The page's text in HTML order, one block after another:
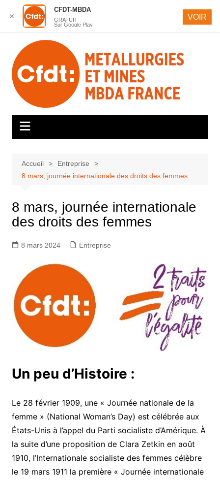
contenu
Accueil
Entreprise
8 mars, journée internationale des droits des femmes
8 mars, journée internationale
des droits des femmes
8 mars 2024 Entreprise
Un peu d’Histoire :
Le 28 février 1909, une « Journée nationale de la
femme » (National Woman’s Day) est célébrée aux
États-Unis à l’appel du Parti socialiste d’Amérique. À
la suite d’une proposition de Clara Zetkin en août
1910, l’Internationale socialiste des femmes célèbre
le 19 mars 1911 la première « Journée internationale
✕
CFDT-MBDA
GRATUIT
Sur Google Play
VOIR